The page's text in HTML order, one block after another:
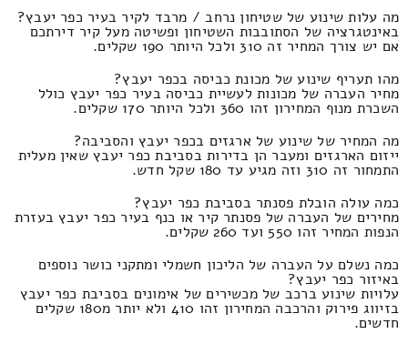
מה עלות שינוע של שטיחון נרחב / מרבד לקיר בעיר כפר יעבץ?
באינטגרציה של הסתובבות השטיחון ופשיטה מעל קיר דירתכם
אם יש צורך המחיר זה 310 ולכל היותר 190 שקלים.
מהו תעריף שינוע של מכונת כביסה בכפר יעבץ?
מחיר העברה של מכונות לעשיית כביסה בעיר כפר יעבץ כולל
השכרת מנוף המחירון זהו 360 ולכל היותר 170 שקלים.
מה המחיר של שינוע של ארגזים בכפר יעבץ והסביבה?
ייזום הארגזים ומעבר הן בדירות בסביבת כפר יעבץ שאין מעלית
התמחור זה 310 וזה מגיע עד 180 שקל חדש.
כמה עולה הובלת פסנתר בסביבת כפר יעבץ?
מחירים של העברה של פסנתר קיר או כנף בעיר כפר יעבץ בעזרת
הנפות המחיר זהו 550 ועד 260 שקלים.
כמה נשלם על העברה של הליכון חשמלי ומתקני כושר נוספים
באיזור כפר יעבץ?
עלויות שינוע ברכב של מכשירים של אימונים בסביבת כפר יעבץ
בזיווג פירוק והרכבה המחירון זהו 410 ולא יותר מ180 שקלים
חדשים.